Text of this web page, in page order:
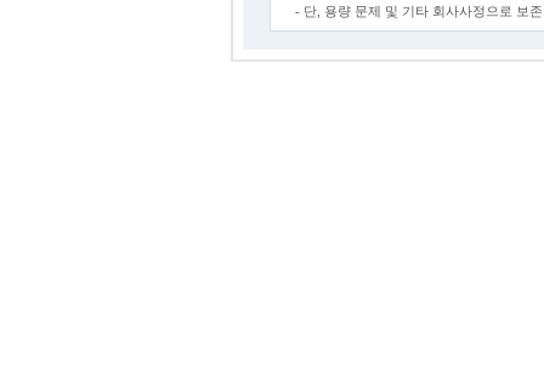
- 단, 용량 문제 및 기타 회사사정으로 보